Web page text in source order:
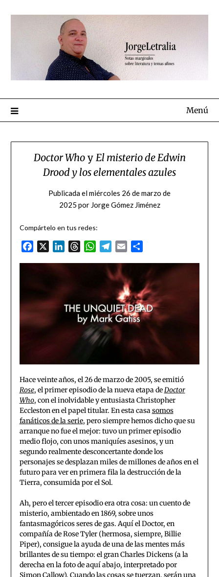
Menú
Doctor Whoy El misterio de Edwin
Drood y los elementales azules
Publicada elmiércoles 26 de marzo de
2025 por Jorge Gómez Jiménez
Compártelo en tus redes:
Facebook LinkedInThreadsWhatsAppTelegram
Email
Hace veinte años, el 26 de marzo de 2005, se emitió
Rose, el primer episodio de la nueva etapa deDoctor
Who, con el inolvidable y entusiasta Christopher
Eccleston en el papel titular. En esta casasomos
fanáticos de la serie, pero siempre hemos dicho que su
arranque no fue el mejor: tuvo un primer episodio
medio flojo, con unos maniquíes asesinos, y un
segundo realmente desconcertante donde los
personajes se desplazan miles de millones de años en el
futuro para ver en primera fila la destrucción de la
Tierra, consumida por el Sol.
Ah, pero el tercer episodio era otra cosa: un cuento de
misterio, ambientado en 1869, sobre unos
fantasmagóricos seres de gas. Aquí el Doctor, en
compañía de Rose Tyler (hermosa, siempre, Billie
Piper), consigue la ayuda de una de las mentes más
brillantes de su tiempo: el gran Charles Dickens (a la
derecha en la foto de aquí abajo, interpretado por
Simon Callow). Cuando las cosas se tuerzan, serán una